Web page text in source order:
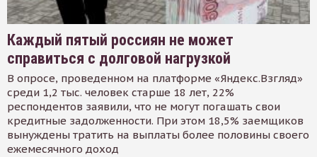
Каждый пятый россиян не может
справиться с долговой нагрузкой
В опросе, проведенном на платформе «Яндекс.Взгляд»
среди 1,2 тыс. человек старше 18 лет, 22%
респондентов заявили, что не могут погашать свои
кредитные задолженности. При этом 18,5% заемщиков
вынуждены тратить на выплаты более половины своего
ежемесячного доход